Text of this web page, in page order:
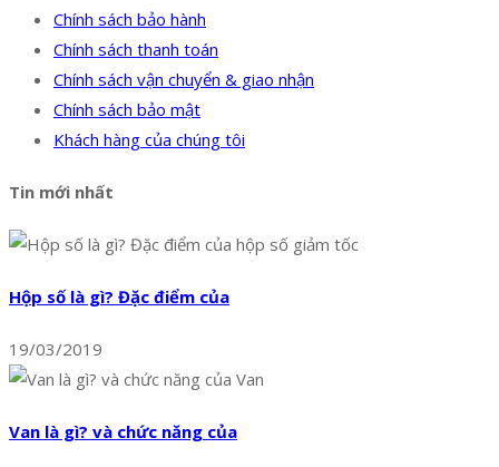
Chính sách bảo hành
Chính sách thanh toán
Chính sách vận chuyển & giao nhận
Chính sách bảo mật
Khách hàng của chúng tôi
Tin mới nhất
Hộp số là gì? Đặc điểm của
19/03/2019
Van là gì? và chức năng của